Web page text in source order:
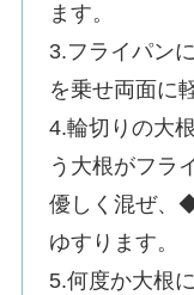
ます。
3.フライパン
を乗せ両面に
4.輪切りの大
う大根がフラ
優しく混ぜ、
ゆすります。
5.何度か大根